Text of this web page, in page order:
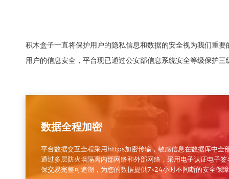
积木盒子一直将保护用户的隐私信息和数据的安全视为我们重
用户的信息安全，平台现已通过公安部信息系统安全等级保护
数据全程加密
平台数据交互全程采用https加密传输，敏感信息在数据库中全
通过多层防火墙隔离内部网络和外部网络，采用电子认证电子签
保交易完整可追溯，为您的数据提供7×24小时不间断的安全保